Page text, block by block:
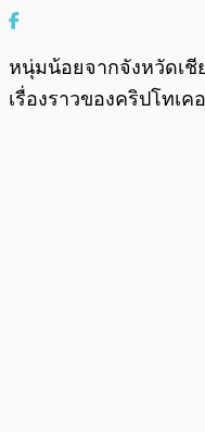
หนุ่มน้อยจากจังหวัดเชี
เรื่องราวของคริปโทเ